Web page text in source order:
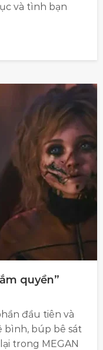
và tình bạn
quyền”
đầu tiên và
bình, búp bê sát
trong MEGAN